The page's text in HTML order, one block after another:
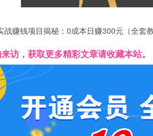
战赚钱项目揭秘：0成本日赚300元（全套
访，获取更多精彩文章请收藏本站。